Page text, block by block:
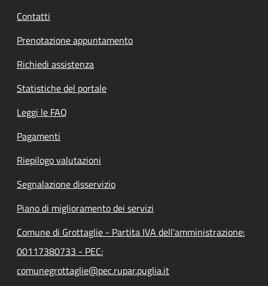
Contatti
Prenotazione appuntamento
Richiedi assistenza
Statistiche del portale
Leggi le FAQ
Pagamenti
Riepilogo valutazioni
Segnalazione disservizio
Piano di miglioramento dei servizi
Comune di Grottaglie - Partita IVA dell'amministrazione:
00117380733 - PEC:
comunegrottaglie@pec.rupar.puglia.it